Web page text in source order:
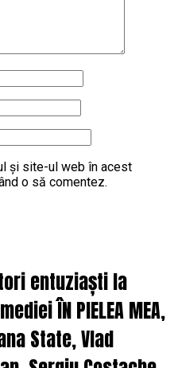
și site-ul web în acest
o să comentez.
entuziaști la
ÎN PIELEA MEA,
State, Vlad